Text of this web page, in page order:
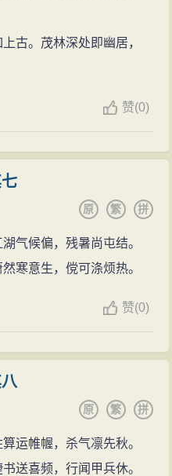
古。茂林深处即幽居，
赞(0)
拼
繁
原
气候偏，残暑尚屯结。
寒意生，傥可涤烦热。
赞(0)
拼
繁
原
运帷幄，杀气凛先秋。
送喜频，行闻甲兵休。